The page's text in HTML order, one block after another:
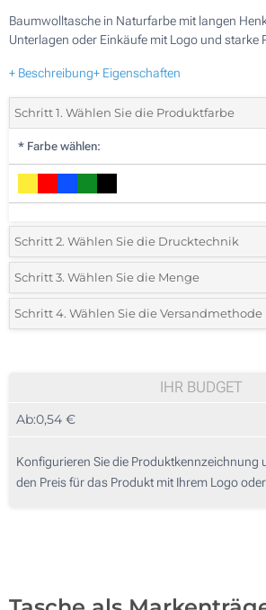
Baumwolltasche in Naturfarbe mit langen
Unterlagen oder Einkäufe mit Logo und starke
+ Beschreibung+ Eigenschaften
Schritt 1. Wählen Sie die Produktfarbe
* Farbe wählen:
Schritt 2. Wählen Sie die Drucktechnik
*Wählen Sie die Druck- und Farbtechniken für
1 Farbig (Auf einer Seite)
3 Farbig (Auf einer Seite)
Digitaler Transferdruck in Vollfarbe (Auf einer
Schritt 3. Wählen Sie die Menge
*Bitte wählen Sie Ihre gewünschte Menge
20
100
Schritt 4. Wählen Sie die Versandmethode
IHR BUDGET
Ab:0,54 €
Konfigurieren Sie die Produktkennzeichnung
den Preis für das Produkt mit Ihrem Logo